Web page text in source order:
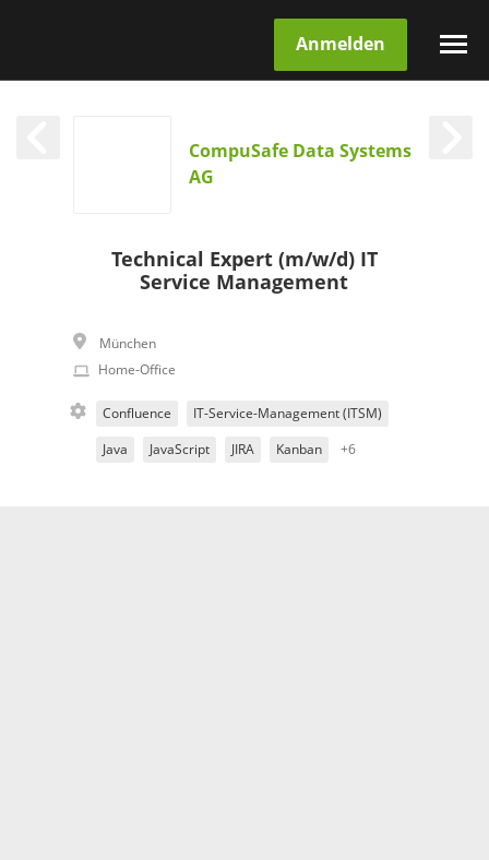
Anmelden
CompuSafe Data Systems
AG
Technical Expert (m/w/d) IT
Service Management
München
Home-Office
Confluence IT-Service-Management (ITSM)
Java JavaScript JIRA Kanban +6